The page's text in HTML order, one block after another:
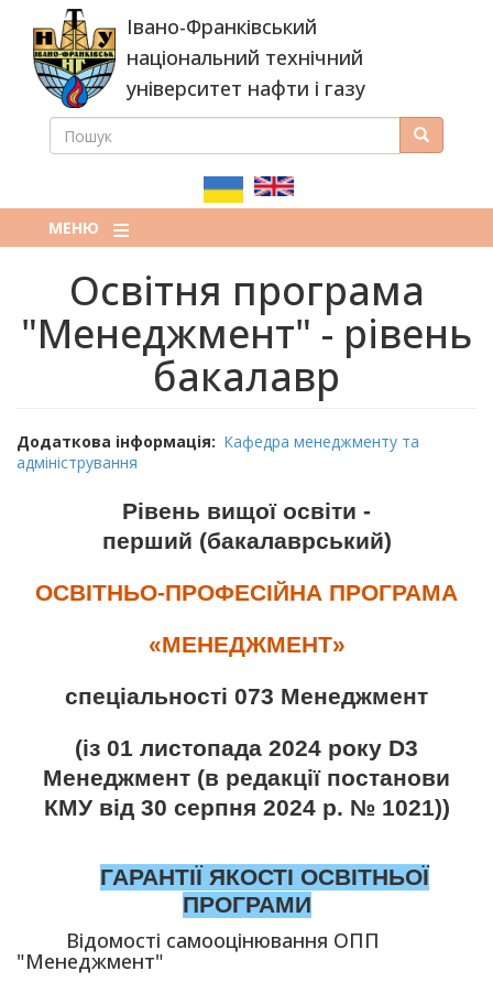
основного
вмісту
Івано-Франківський
національний технічний
університет нафти і газу
ПОШУКОВА
ПОШУК Пошук
МЕНЮ
Освітня програма
"Менеджмент" - рівень
бакалавр
Додаткова інформація
Кафедра менеджменту та
адміністрування
Рівень вищої освіти -
перший (бакалаврський)
ОСВІТНЬО-ПРОФЕСІЙНА ПРОГРАМА
«МЕНЕДЖМЕНТ»
спеціальності 073 Менеджмент
(із 01 листопада 2024 року D3
Менеджмент (в редакції постанови
КМУ від 30 серпня 2024 р. № 1021))
ГАРАНТІЇ ЯКОСТІ ОСВІТНЬОЇ
ПРОГРАМИ
Відомості самооцінювання ОПП
"Менеджмент"